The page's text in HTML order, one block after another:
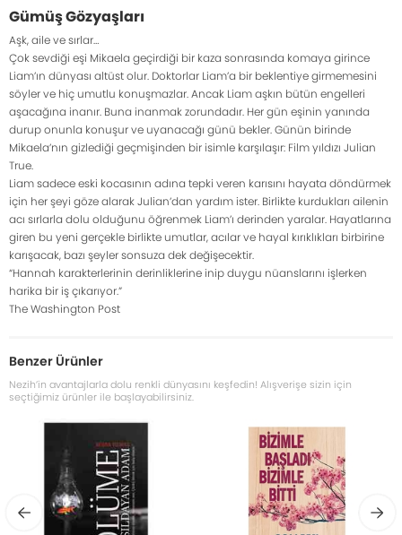
Gümüş Gözyaşları
Aşk, aile ve sırlar…
Çok sevdiği eşi Mikaela geçirdiği bir kaza sonrasında komaya girince
Liam’ın dünyası altüst olur. Doktorlar Liam’a bir beklentiye girmemesini
söyler ve hiç umutlu konuşmazlar. Ancak Liam aşkın bütün engelleri
aşacağına inanır. Buna inanmak zorundadır. Her gün eşinin yanında
durup onunla konuşur ve uyanacağı günü bekler. Günün birinde
Mikaela’nın gizlediği geçmişinden bir isimle karşılaşır: Film yıldızı Julian
True.
Liam sadece eski kocasının adına tepki veren karısını hayata döndürmek
için her şeyi göze alarak Julian’dan yardım ister. Birlikte kurdukları ailenin
acı sırlarla dolu olduğunu öğrenmek Liam’ı derinden yaralar. Hayatlarına
giren bu yeni gerçekle birlikte umutlar, acılar ve hayal kırıklıkları birbirine
karışacak, bazı şeyler sonsuza dek değişecektir.
“Hannah karakterlerinin derinliklerine inip duygu nüanslarını işlerken
harika bir iş çıkarıyor.”
The Washington Post
Benzer Ürünler
Nezih’in avantajlarla dolu renkli dünyasını keşfedin! Alışverişe sizin için
seçtiğimiz ürünler ile başlayabilirsiniz.